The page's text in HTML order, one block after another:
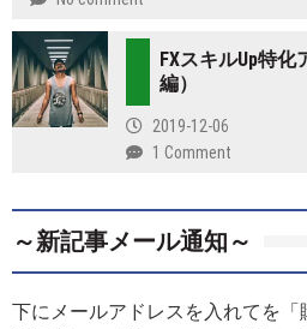
FXスキルUp特
編）
2019-12-06
1 Comment
～新記事メール通知～
下にメールアドレスを入れてを「